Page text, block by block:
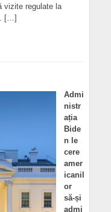
vizite regulate la
[…]
Admi
nistr
ația
Bide
n le
cere
amer
icanil
or
să-și
admi